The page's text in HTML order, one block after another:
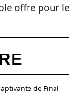
offre pour
de Final